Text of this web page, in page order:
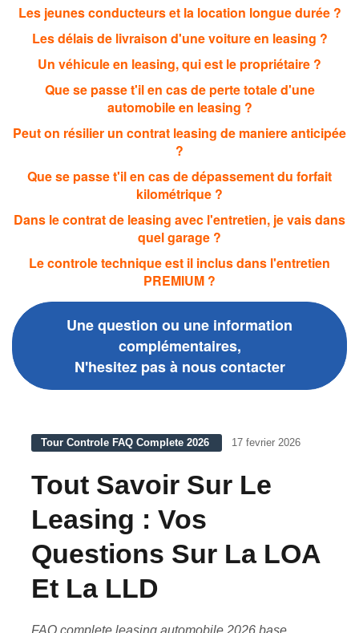
Les jeunes conducteurs et la location longue durée ?
Les délais de livraison d'une voiture en leasing ?
Un véhicule en leasing, qui est le propriétaire ?
Que se passe t'il en cas de perte totale d'une
automobile en leasing ?
Peut on résilier un contrat leasing de maniere anticipée
?
Que se passe t'il en cas de dépassement du forfait
kilométrique ?
Dans le contrat de leasing avec l'entretien, je vais dans
quel garage ?
Le controle technique est il inclus dans l'entretien
PREMIUM ?
Une question ou une information
complémentaires,
N'hesitez pas à nous contacter
Tour Controle FAQ Complete 2026 17 fevrier 2026
Tout Savoir Sur Le
Leasing : Vos
Questions Sur La LOA
Et La LLD
FAQ complete leasing automobile 2026 base